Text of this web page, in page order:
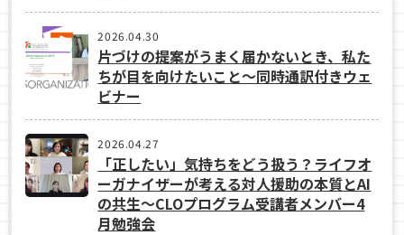
2026.04.30
片づけの提案がうまく届かないとき、私た
ちが目を向けたいこと〜同時通訳付きウェ
ビナー
2026.04.27
「正したい」気持ちをどう扱う？ライフオ
ーガナイザーが考える対人援助の本質とAI
の共生〜CLOプログラム受講者メンバー4
月勉強会